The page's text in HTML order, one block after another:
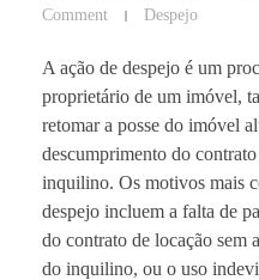
Comment
Despejo
A ação de despejo é um
proprietário de um imóvel,
retomar a posse do imóvel
descumprimento do
inquilino. Os motivos mais
despejo incluem a falta de
do contrato de locação sem
do inquilino, ou o uso